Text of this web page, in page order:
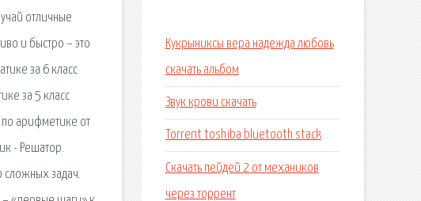
отличные
и быстро – это
за 6 класс
за 5 класс
арифметике от
- Решатор.
сложных задач.
Кукрыниксы вера надежда любовь
скачать альбом
Звук крови скачать
Torrent toshiba bluetooth stack
Скачать пейдей 2 от механиков
через торрент